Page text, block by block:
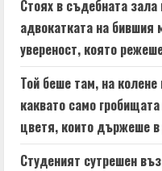
d
i
n
g
Стоях в съдебната
адвокатката на бившия
увереност, която
Той беше там, на
каквато само
цветя, които държеше
Студеният сутрешен